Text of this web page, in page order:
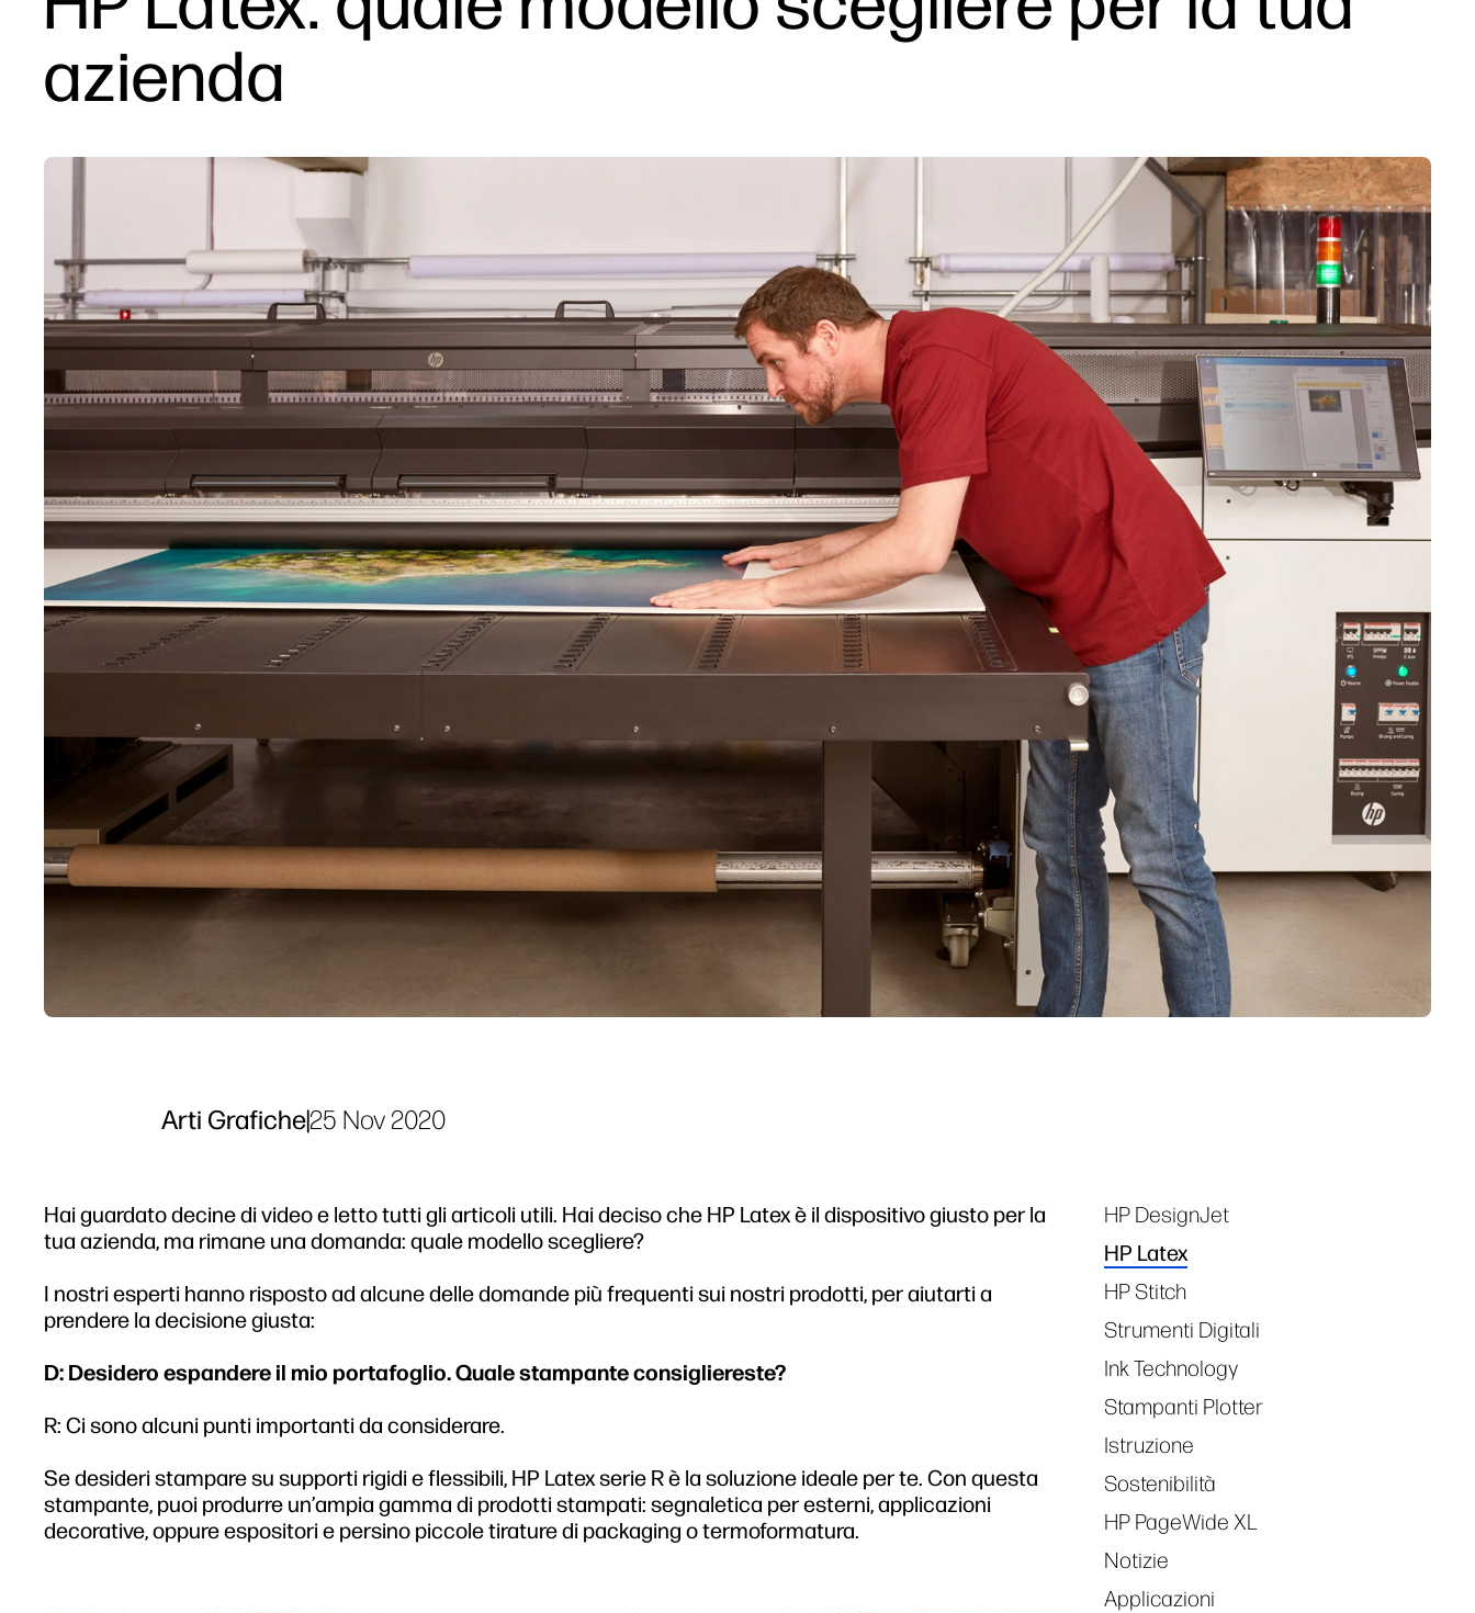
azienda
Arti Grafiche|25 Nov 2020
Hai guardato decine di video e letto tutti gli articoli utili. Hai deciso che HP Latex è il dispositivo giusto per la
tua azienda, ma rimane una domanda: quale modello scegliere?
I nostri esperti hanno risposto ad alcune delle domande più frequenti sui nostri prodotti, per aiutarti a
prendere la decisione giusta:
D: Desidero espandere il mio portafoglio. Quale stampante consigliereste?
R: Ci sono alcuni punti importanti da considerare.
Se desideri stampare su supporti rigidi e flessibili, HP Latex serie R è la soluzione ideale per te. Con questa
stampante, puoi produrre un’ampia gamma di prodotti stampati: segnaletica per esterni, applicazioni
decorative, oppure espositori e persino piccole tirature di packaging o termoformatura.
Tags
HP DesignJet
HP Latex
HP Stitch
Strumenti Digitali
Ink Technology
Stampanti Plotter
Istruzione
Sostenibilità
HP PageWide XL
Notizie
Applicazioni